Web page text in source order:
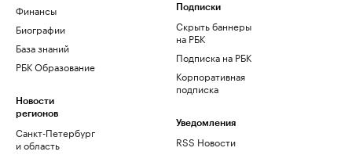
Финансы
Биографии
База знаний
РБК Образование
Новости
регионов
Санкт-Петербург
и область
Подписки
Скрыть баннеры
на РБК
Подписка на РБК
Корпоративная
подписка
Уведомления
RSS Новости